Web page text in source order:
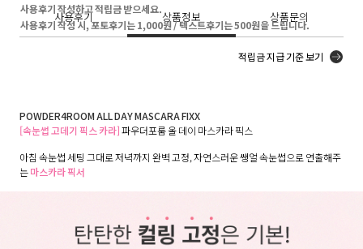
사용후기 상품정보 상품문의
사용후기 작성하고 적립금 받으세요.
사용후기 작성 시, 포토후기는 1,000원 / 텍스트후기는 500원을 드립니다.
적립금 지급 기준 보기
POWDER4ROOM ALL DAY MASCARA FIXX
[속눈썹 고데기 픽스 카라]파우더포룸 올 데이 마스카라 픽스
아침 속눈썹 세팅 그대로 저녁까지 완벽 고정, 자연스러운 쌩얼 속눈썹으로 연출해주
는마스카라 픽서